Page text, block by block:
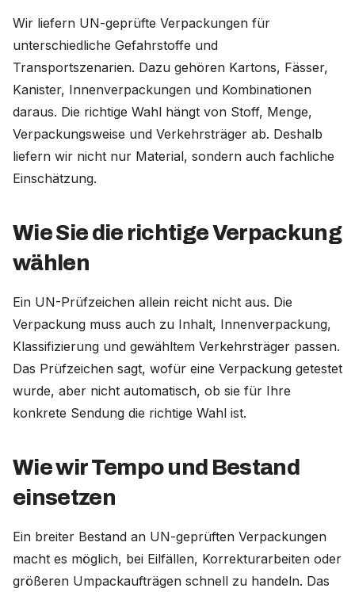
Wir liefern UN-geprüfte Verpackungen für
unterschiedliche Gefahrstoffe und
Transportszenarien. Dazu gehören Kartons, Fässer,
Kanister, Innenverpackungen und Kombinationen
daraus. Die richtige Wahl hängt von Stoff, Menge,
Verpackungsweise und Verkehrsträger ab. Deshalb
liefern wir nicht nur Material, sondern auch fachliche
Einschätzung.
Wie Sie die richtige Verpackung
wählen
Ein UN-Prüfzeichen allein reicht nicht aus. Die
Verpackung muss auch zu Inhalt, Innenverpackung,
Klassifizierung und gewähltem Verkehrsträger passen.
Das Prüfzeichen sagt, wofür eine Verpackung getestet
wurde, aber nicht automatisch, ob sie für Ihre
konkrete Sendung die richtige Wahl ist.
Wie wir Tempo und Bestand
einsetzen
Ein breiter Bestand an UN-geprüften Verpackungen
macht es möglich, bei Eilfällen, Korrekturarbeiten oder
größeren Umpackaufträgen schnell zu handeln. Das